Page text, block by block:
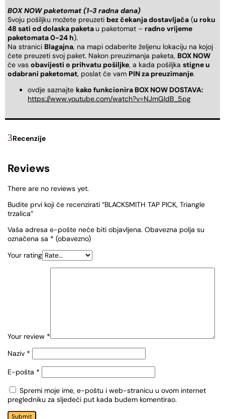
BOX NOW paketomat (1-3 radna dana)
Svoju pošiljku možete preuzeti bez čekanja dostavljača (u roku
48 sati od dolaska paketau paketomat – radno vrijeme
paketomata 0-24 h).
Na stranici Blagajna, na mapi odaberite željenu lokaciju na kojoj
ćete preuzeti svoj paket. Nakon preuzimanja paketa, BOX NOW
će vas obavijesti o prihvatu pošiljke, a kada pošiljka stigne u
odabrani paketomat, poslat će vam PIN za preuzimanje.
ovdje saznajte kako funkcionira BOX NOW DOSTAVA:
https://www.youtube.com/watch?v=NJmGldB_5pg
Recenzije
Reviews
There are no reviews yet.
Budite prvi koji će recenzirati “BLACKSMITH TAP PICK, Triangle
trzalica”
Vaša adresa e-pošte neće biti objavljena. Obavezna polja su
označena sa * (obavezno)
Your rating
Your review *
Naziv *
E-pošta *
Spremi moje ime, e-poštu i web-stranicu u ovom internet
pregledniku za sljedeći put kada budem komentirao.
Submit